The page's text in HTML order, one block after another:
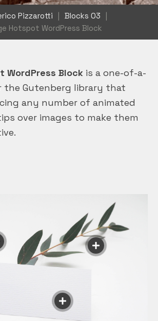
Pizzarotti | Blocks 03
|
Hotspot WordPress Block
WordPress Block is a one-of-a-
the Gutenberg library that
any number of animated
over images to make them